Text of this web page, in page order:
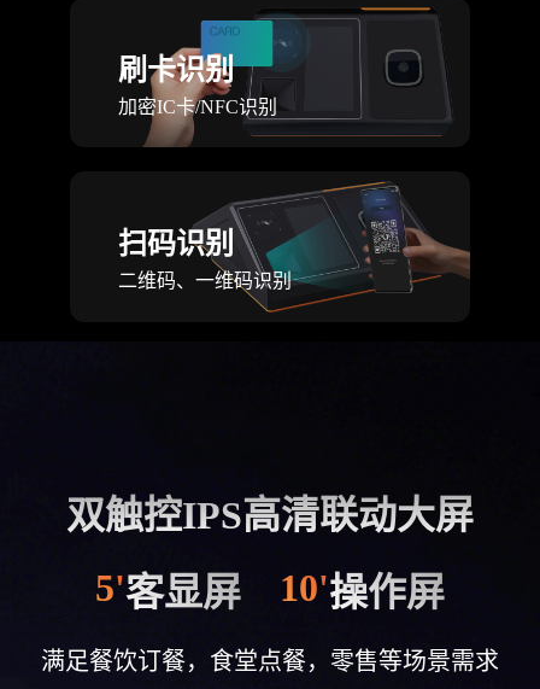
刷卡识别
加密IC卡/NFC识别
扫码识别
二维码、一维码识别
双触控IPS高清联动大屏
5'客显屏 10'操作屏
满足餐饮订餐，食堂点餐，零售等场景需求